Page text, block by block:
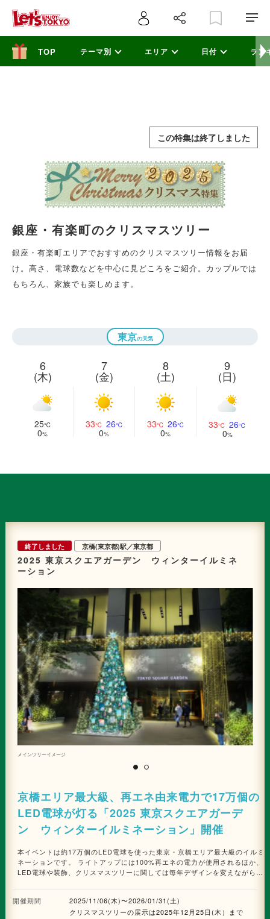
テーマ別 エリア 日付 ラン
この特集は終了しました
銀座・有楽町のクリスマスツリー
銀座・有楽町エリアでおすすめのクリスマスツリー情報をお届
け。高さ、電球数などを中心に見どころをご紹介。カップルでは
もちろん、家族でも楽しめます。
東京
6
(木)
25
0
7
(金)
33 26
0
8
(土)
33 26
0
9
(日)
33 26
0
終了しました 京橋(東京都)駅／東京都
2025 東京スクエアガーデン ウィンターイルミネ
ーション
メインツリーイメージ
京橋エリア最大級、再エネ由来電力で17万個の
LED電球が灯る「2025 東京スクエアガーデ
ン ウィンターイルミネーション」開催
本イベントは約17万個のLED電球を使った東京・京橋エリア最大級のイルミ
ネーションです。 ライトアップには100%再エネの電力が使用されるほか、
LED電球や装飾、クリスマスツリーに関しては毎年デザインを変えながら、
ティストコラボツリー」を制作しています。4回目となる今年のクリスマス
ツリーは、「When Silence Becomes Light 光とつなぐ、透明のとき」と
開催期間
2025/11/06(木)〜2026/01/31(土)
クリスマスツリーの展示は2025年12月25日(木）まで